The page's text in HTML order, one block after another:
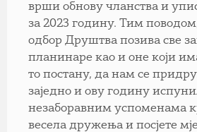
врши обнову чланства и
за 2023 годину. Тим
одбор Друштва позива све
планинаре као и оне који
то постану, да нам се
заједно и ову годину
незаборавним успоменама
весела дружења и посјете